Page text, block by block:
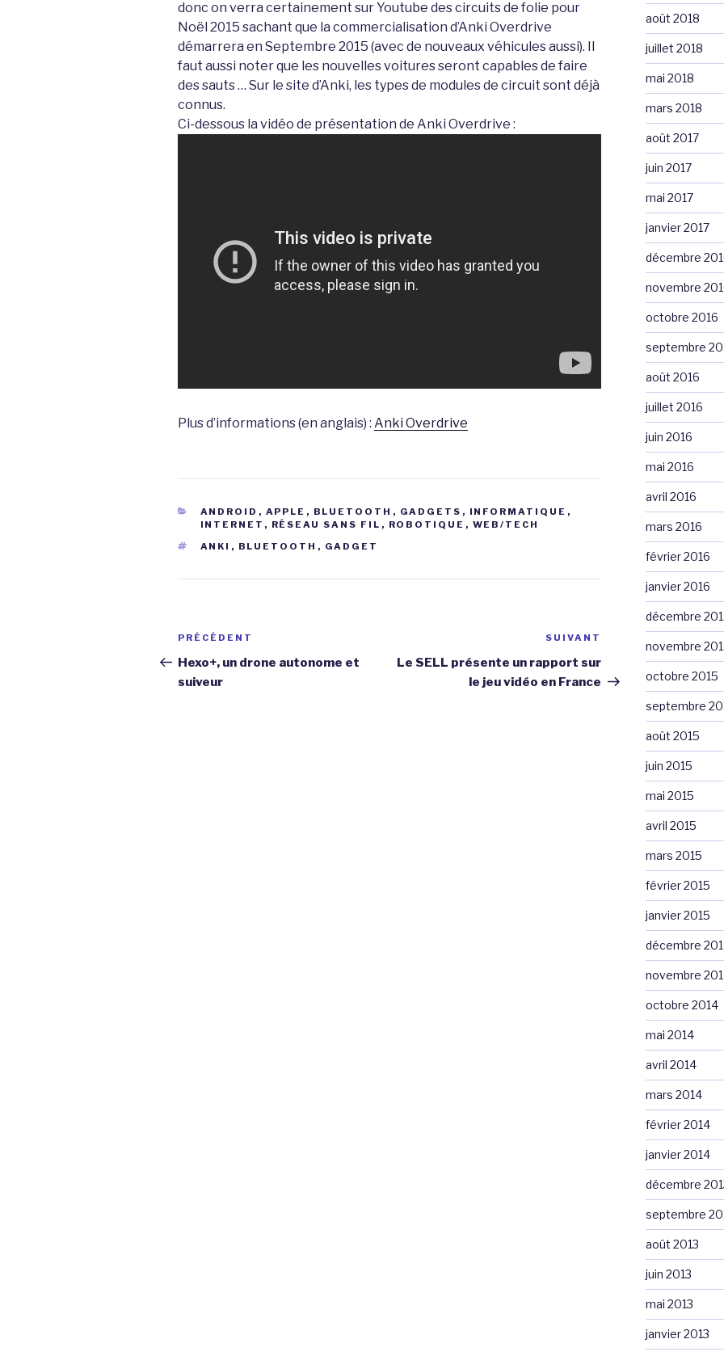
donc on verra certainement sur Youtube des circuits de folie pour
Noël 2015 sachant que la commercialisation d’Anki Overdrive
démarrera en Septembre 2015 (avec de nouveaux véhicules aussi). Il
faut aussi noter que les nouvelles voitures seront capables de faire
des sauts … Sur le site d’Anki, les types de modules de circuit sont déjà
connus.
Ci-dessous la vidéo de présentation de Anki Overdrive :
Plus d’informations (en anglais) : Anki Overdrive
CATÉGORIES
ANDROID , APPLE , BLUETOOTH , GADGETS , INFORMATIQUE ,
INTERNET , RÉSEAU SANS FIL , ROBOTIQUE , WEB/TECH
ÉTIQUETTES
ANKI , BLUETOOTH , GADGET
Navigation
de
l’article
Article
précédent
PRÉCÉDENT
Hexo+, un drone autonome et
suiveur
suivant
SUIVANT
Le SELL présente un rapport sur
le jeu vidéo en France
août 2018
juillet 2018
mai 2018
mars 2018
août 2017
juin 2017
mai 2017
janvier 2017
décembre
novembre
octobre 2016
septembre
août 2016
juillet 2016
juin 2016
mai 2016
avril 2016
mars 2016
février 2016
janvier 2016
décembre
novembre
octobre 2015
septembre
août 2015
juin 2015
mai 2015
avril 2015
mars 2015
février 2015
janvier 2015
décembre
novembre
octobre 2014
mai 2014
avril 2014
mars 2014
février 2014
janvier 2014
décembre
septembre
août 2013
juin 2013
mai 2013
janvier 2013